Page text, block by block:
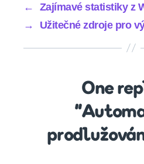
←
Zajímavé statistiky z
→
Užitečné zdroje pro
One